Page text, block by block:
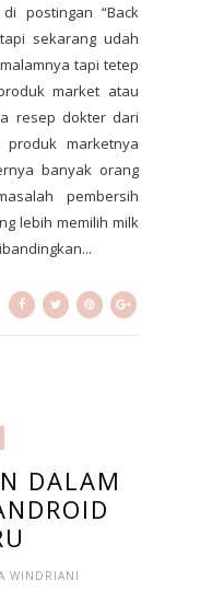
postingan “Back
sekarang udah
tapi tetep
market atau
resep dokter dari
marketnya
banyak orang
pembersih
lebih memilih milk
DALAM
WINDRIANI